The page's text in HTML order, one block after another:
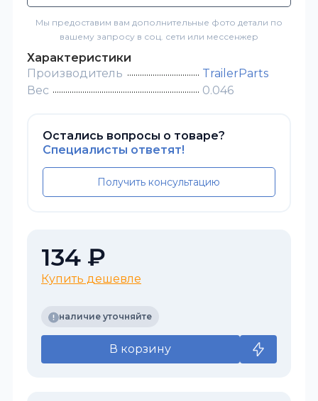
Мы предоставим вам дополнительные фото детали по
вашему запросу в соц. сети или мессенжер
Характеристики
Производитель
TrailerParts
Вес
0.046
Остались вопросы о товаре?
Специалисты ответят!
Получить консультацию
134 ₽
Купить дешевле
наличие уточняйте
В корзину